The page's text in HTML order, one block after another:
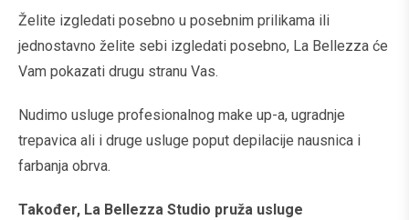
Želite izgledati posebno u posebnim prilikama ili
jednostavno želite sebi izgledati posebno, La Bellezza će
Vam pokazati drugu stranu Vas.
Nudimo usluge profesionalnog make up-a, ugradnje
trepavica ali i druge usluge poput depilacije nausnica i
farbanja obrva.
Također, La Bellezza Studio pruža usluge